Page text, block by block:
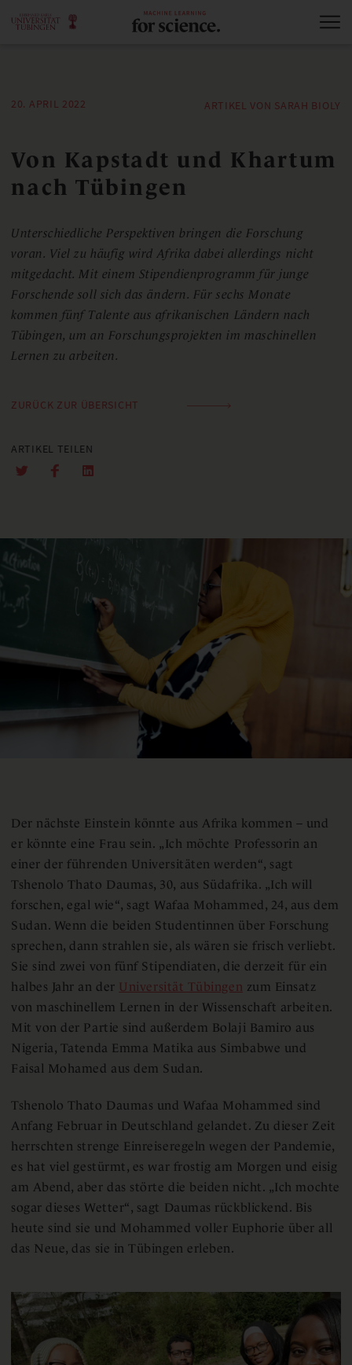
20. APRIL 2022 ARTIKEL VON SARAH BIOLY
Von Kapstadt und Khartum
nach Tübingen
Unterschiedliche Perspektiven bringen die Forschung
voran. Viel zu häufig wird Afrika dabei allerdings nicht
mitgedacht. Mit einem Stipendienprogramm für junge
Forschende soll sich das ändern. Für sechs Monate
kommen fünf Talente aus afrikanischen Ländern nach
Tübingen, um an Forschungsprojekten im maschinellen
Lernen zu arbeiten.
ZURÜCK ZUR ÜBERSICHT
ARTIKEL TEILEN
Der nächste Einstein könnte aus Afrika kommen – und
er könnte eine Frau sein. „Ich möchte Professorin an
einer der führenden Universitäten werden“, sagt
Tshenolo Thato Daumas, 30, aus Südafrika. „Ich will
forschen, egal wie“, sagt Wafaa Mohammed, 24, aus dem
Sudan. Wenn die beiden Studentinnen über Forschung
sprechen, dann strahlen sie, als wären sie frisch verliebt.
Sie sind zwei von fünf Stipendiaten, die derzeit für ein
halbes Jahr an der Universität Tübingen zum Einsatz
von maschinellem Lernen in der Wissenschaft arbeiten.
Mit von der Partie sind außerdem Bolaji Bamiro aus
Nigeria, Tatenda Emma Matika aus Simbabwe und
Faisal Mohamed aus dem Sudan.
Tshenolo Thato Daumas und Wafaa Mohammed sind
Anfang Februar in Deutschland gelandet. Zu dieser Zeit
herrschten strenge Einreiseregeln wegen der Pandemie,
es hat viel gestürmt, es war frostig am Morgen und eisig
am Abend, aber das störte die beiden nicht. „Ich mochte
sogar dieses Wetter“, sagt Daumas rückblickend. Bis
heute sind sie und Mohammed voller Euphorie über all
das Neue, das sie in Tübingen erleben.